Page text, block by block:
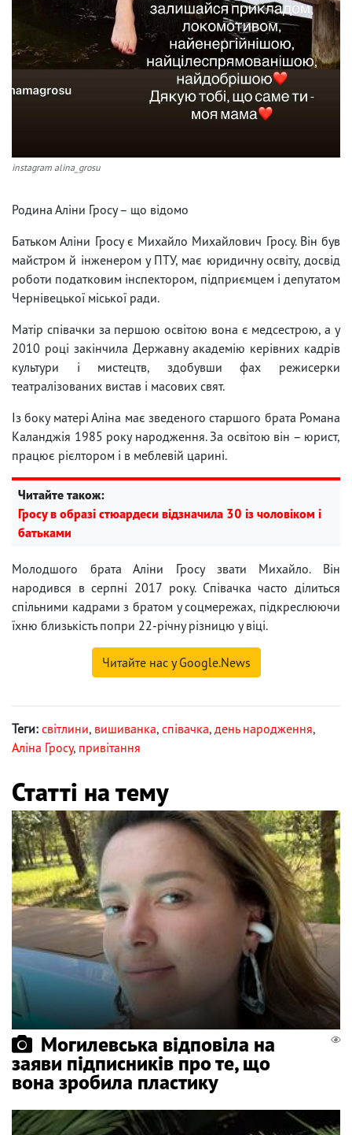
instagram alina_grosu
Родина Аліни Гросу – що відомо
Батьком Аліни Гросу є Михайло Михайлович Гросу. Він був
майстром й інженером у ПТУ, має юридичну освіту, досвід
роботи податковим інспектором, підприємцем і депутатом
Чернівецької міської ради.
Матір співачки за першою освітою вона є медсестрою, а у
2010 році закінчила Державну академію керівних кадрів
культури і мистецтв, здобувши фах режисерки
театралізованих вистав і масових свят.
Із боку матері Аліна має зведеного старшого брата Романа
Каланджія 1985 року народження. За освітою він – юрист,
працює рієлтором і в меблевій царині.
Читайте також:
Гросу в образі стюардеси відзначила 30 із чоловіком і
батьками
Молодшого брата Аліни Гросу звати Михайло. Він
народився в серпні 2017 року. Співачка часто ділиться
спільними кадрами з братом у соцмережах, підкреслюючи
їхню близькість попри 22-річну різницю у віці.
Читайте нас у Google.News
Теги: світлини, вишиванка, співачка, день народження,
Аліна Гросу, привітання
Статті на тему
Могилевська відповіла на
заяви підписників про те, що
вона зробила пластику